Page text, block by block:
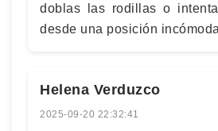
doblas las rodillas o
desde una posición
Helena Verduzco
2025-09-20 22:32:41